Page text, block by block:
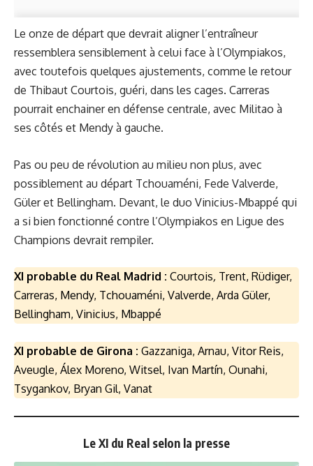
Le onze de départ que devrait aligner l’entraîneur
ressemblera sensiblement à celui face à l’Olympiakos,
avec toutefois quelques ajustements, comme le retour
de Thibaut Courtois, guéri, dans les cages. Carreras
pourrait enchainer en défense centrale, avec Militao à
ses côtés et Mendy à gauche.
Pas ou peu de révolution au milieu non plus, avec
possiblement au départ Tchouaméni, Fede Valverde,
Güler et Bellingham. Devant, le duo Vinicius-Mbappé qui
a si bien fonctionné contre l’Olympiakos en Ligue des
Champions devrait rempiler.
XI probable du Real Madrid : Courtois, Trent, Rüdiger,
Carreras, Mendy, Tchouaméni, Valverde, Arda Güler,
Bellingham, Vinicius, Mbappé
XI probable de Girona : Gazzaniga, Arnau, Vitor Reis,
Aveugle, Álex Moreno, Witsel, Ivan Martín, Ounahi,
Tsygankov, Bryan Gil, Vanat
Le XI du Real selon la presse